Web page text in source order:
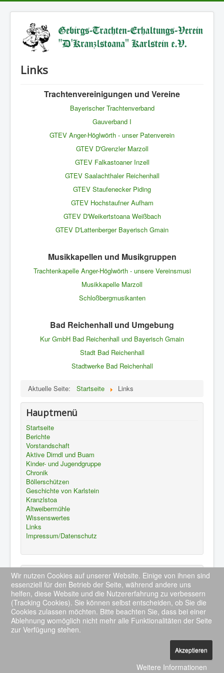
Links
Trachtenvereinigungen und Vereine
Bayerischer Trachtenverband
Gauverband I
GTEV Anger-Höglwörth - unser Patenverein
GTEV D'Grenzler Marzoll
GTEV Falkastoaner Inzell
GTEV Saalachthaler Reichenhall
GTEV Staufenecker Piding
GTEV Hochstaufner Aufham
GTEV D'Weikertstoana Weißbach
GTEV D'Lattenberger Bayerisch Gmain
Musikkapellen und Musikgruppen
Trachtenkapelle Anger-Höglwörth - unsere Vereinsmusi
Musikkapelle Marzoll
Schloßbergmusikanten
Bad Reichenhall und Umgebung
Kur GmbH Bad Reichenhall und Bayerisch Gmain
Stadt Bad Reichenhall
Stadtwerke Bad Reichenhall
Aktuelle Seite: Startseite Links
Hauptmenü
Startseite
Berichte
Vorstandschaft
Aktive Dirndl und Buam
Kinder- und Jugendgruppe
Chronik
Böllerschützen
Geschichte von Karlstein
Kranzlstoa
Altweibermühle
Wissenswertes
Links
Impressum/Datenschutz
Die nächsten Termine
Keine Termine
Ganzen Kalender ansehen
Nach oben
Wir nutzen Cookies auf unserer Website. Einige von ihnen sind
essenziell für den Betrieb der Seite, während andere uns
helfen, diese Website und die Nutzererfahrung zu verbessern
(Tracking Cookies). Sie können selbst entscheiden, ob Sie die
Cookies zulassen möchten. Bitte beachten Sie, dass bei einer
Ablehnung womöglich nicht mehr alle Funktionalitäten der Seite
zur Verfügung stehen.
Akzeptieren
Weitere Informationen